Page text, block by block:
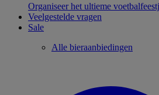
Organiseer het ultieme
Veelgestelde vragen
Sale
Alle bieraanbiedingen